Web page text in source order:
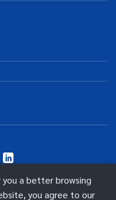
a better browsing
you agree to our